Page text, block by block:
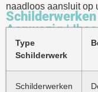
naadloos aansluit op
Schilderwerken
Aanwezig |
Type
Schilderwerk
Schilderwerken